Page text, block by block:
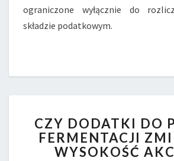
ograniczone wyłącznie do
składzie podatkowym.
DODATKI
DO
PIWA
CZY DODATKI DO
FERMENTACJI
WYSOKOŚĆ